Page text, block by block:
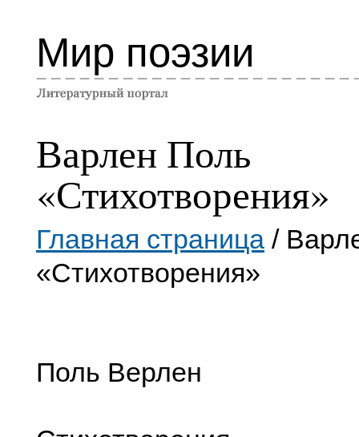
Мир поэзии
Варлен Поль
«Стихотворения»
Главная страница /
«Стихотворения»
Поль Верлен